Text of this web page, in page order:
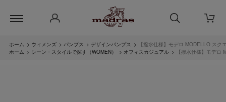
ホーム > ウィメンズ > パンプス > デザインパンプス >
【撥水仕様】モデロ MODELLO ス
ホーム > シーン・スタイルで探す（WOMEN） > オフィスカジュアル > 【撥水仕様】モデ